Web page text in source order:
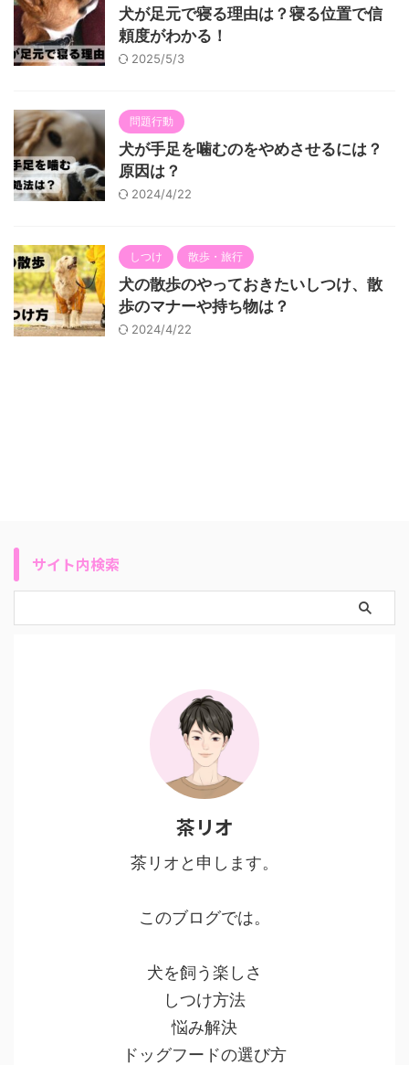
犬が足元で寝る理由は？寝る位置で信
頼度がわかる！
2025/5/3
問題行動
犬が手足を噛むのをやめさせるには？
原因は？
2024/4/22
しつけ 散歩・旅行
犬の散歩のやっておきたいしつけ、散
歩のマナーや持ち物は？
2024/4/22
サイト内検索
茶リオ
茶リオと申します。
このブログでは。
犬を飼う楽しさ
しつけ方法
悩み解決
ドッグフードの選び方